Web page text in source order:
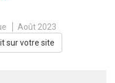
Août 2023
sur votre site